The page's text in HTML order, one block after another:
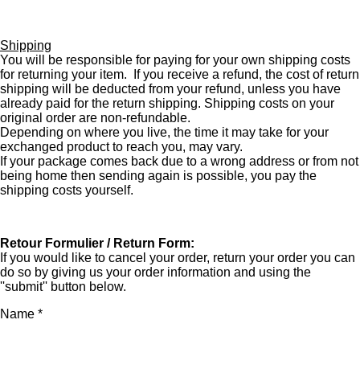
Shipping
You will be responsible for paying for your own shipping costs
for returning your item. If you receive a refund, the cost of return
shipping will be deducted from your refund, unless you have
already paid for the return shipping. Shipping costs on your
original order are non-refundable.
Depending on where you live, the time it may take for your
exchanged product to reach you, may vary.
If your package comes back due to a wrong address or from not
being home then sending again is possible, you pay the
shipping costs yourself.
Retour Formulier / Return Form:
If you would like to cancel your order, return your order you can
do so by giving us your order information and using the
''submit'' button below.
Name *